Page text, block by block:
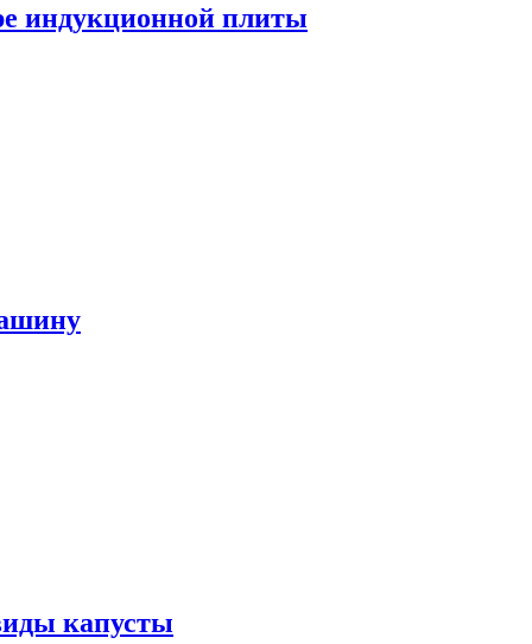
индукционной плиты
капусты